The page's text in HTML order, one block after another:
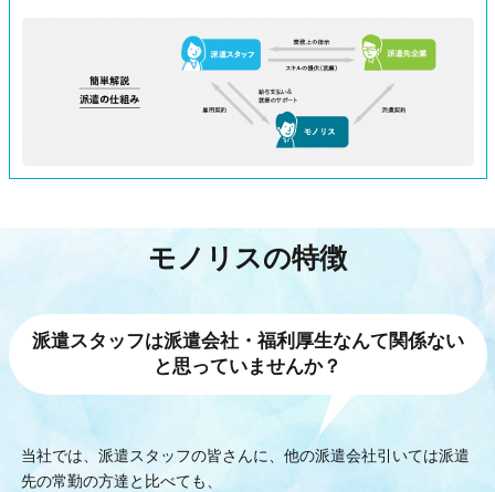
モノリスの特徴
派遣スタッフは派遣会社・福利厚生なんて関係ない
と思っていませんか？
当社では、派遣スタッフの皆さんに、他の派遣会社引いては派遣
先の常勤の方達と比べても、